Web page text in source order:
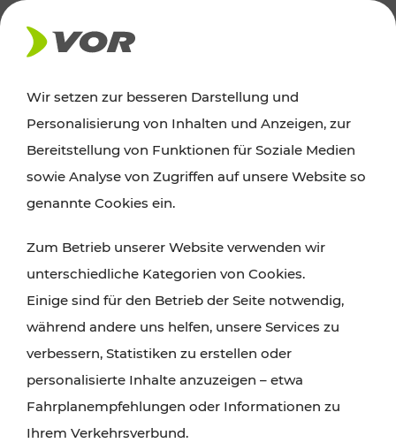
AKTUELLES
News
Alle wichtigen Meldungen zu Fahrplanänderungen,
finden Sie hier im Überblick.
Wir setzen zur besseren Darstellung und
Personalisierung von Inhalten und Anzeigen, zur
Bereitstellung von Funktionen für Soziale Medien
sowie Analyse von Zugriffen auf unsere Website so
genannte Cookies ein.
Zum Betrieb unserer Website verwenden wir
unterschiedliche Kategorien von Cookies.
Einige sind für den Betrieb der Seite notwendig,
während andere uns helfen, unsere Services zu
verbessern, Statistiken zu erstellen oder
personalisierte Inhalte anzuzeigen – etwa
Fahrplanempfehlungen oder Informationen zu
Ihrem Verkehrsverbund.